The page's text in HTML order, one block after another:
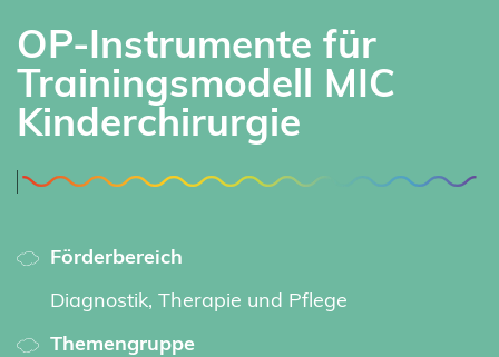
OP-Instrumente für
Trainingsmodell MIC
Kinderchirurgie
Förderbereich
Diagnostik, Therapie und Pflege
Themengruppe